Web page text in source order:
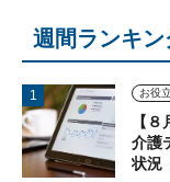
週間ランキン
【
介護
状況